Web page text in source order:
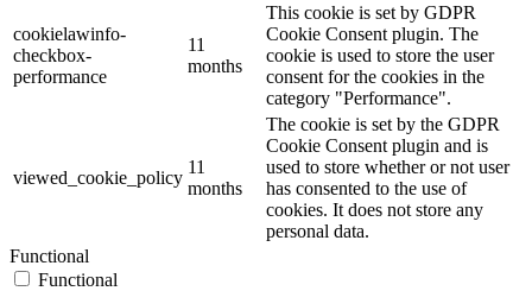
cookielawinfo-
checkbox-
performance
11
months
This cookie is set by GDPR
Cookie Consent plugin. The
cookie is used to store the user
consent for the cookies in the
category "Performance".
viewed_cookie_policy
11
months
The cookie is set by the GDPR
Cookie Consent plugin and is
used to store whether or not user
has consented to the use of
cookies. It does not store any
personal data.
Functional
Functional